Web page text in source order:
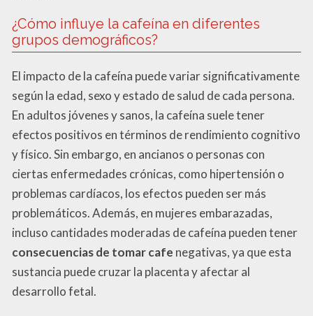
¿Cómo influye la cafeína en diferentes
grupos demográficos?
El impacto de la cafeína puede variar significativamente
según la edad, sexo y estado de salud de cada persona.
En adultos jóvenes y sanos, la cafeína suele tener
efectos positivos en términos de rendimiento cognitivo
y físico. Sin embargo, en ancianos o personas con
ciertas enfermedades crónicas, como hipertensión o
problemas cardíacos, los efectos pueden ser más
problemáticos. Además, en mujeres embarazadas,
incluso cantidades moderadas de cafeína pueden tener
consecuencias de tomar cafe negativas, ya que esta
sustancia puede cruzar la placenta y afectar al
desarrollo fetal.